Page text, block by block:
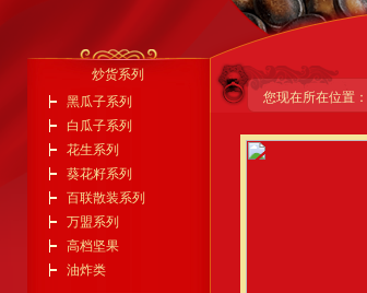
炒货系列
黑瓜子系列
白瓜子系列
花生系列
葵花籽系列
百联散装系列
万盟系列
高档坚果
油炸类
您现在所在位置：